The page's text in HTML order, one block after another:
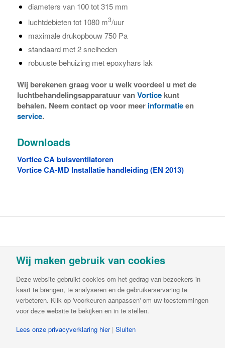
diameters van 100 tot 315 mm
luchtdebieten tot 1080 m3/uur
maximale drukopbouw 750 Pa
standaard met 2 snelheden
robuuste behuizing met epoxyhars lak
Wij berekenen graag voor u welk voordeel u met de
luchtbehandelingsapparatuur vanVortice kunt
behalen. Neem contact op voor meer informatieen
service.
Downloads
Vortice CA buisventilatoren
Vortice CA-MD Installatie handleiding (EN 2013)
Luchtbehandeling & Ventilatie B.V.Buitendijks 63 |
info@vortvent.nl| KvK: 65549236| BTW:
NL8561.57.569B01 | IBAN NL65ABNA0644510846
Wij maken gebruik van cookies
Deze website gebruikt cookies om het gedrag van bezoekers in
kaart te brengen, te analyseren en de gebruikerservaring te
verbeteren. Klik op 'voorkeuren aanpassen' om uw toestemmingen
voor deze website te bekijken en in te stellen.
Lees onze privacyverklaring hier | Sluiten